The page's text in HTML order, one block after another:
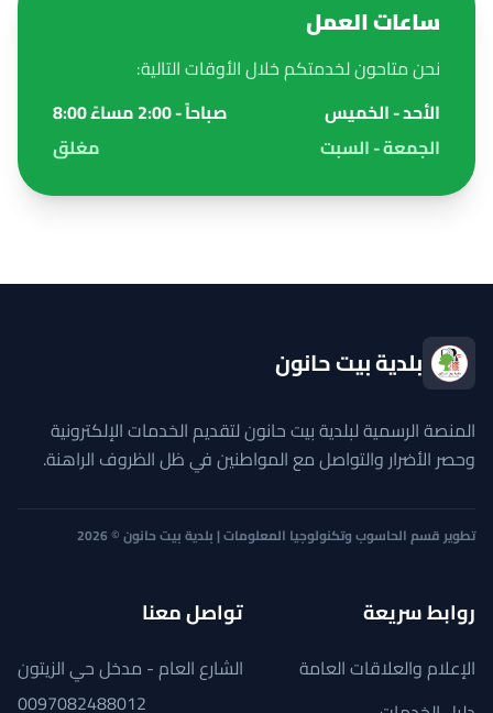
ساعات العمل
نحن متاحون لخدمتكم خلال الأوقات التالية:
الأحد - الخميس
8:00 صباحاً - 2:00 مساءً
الجمعة - السبت
مغلق
بلدية بيت حانون
المنصة الرسمية لبلدية بيت حانون لتقديم الخدمات الإلكترونية
وحصر الأضرار والتواصل مع المواطنين في ظل الظروف الراهنة.
تطوير قسم الحاسوب وتكنولوجيا المعلومات | بلدية بيت حانون © 2026
روابط سريعة
الإعلام والعلاقات العامة
تواصل معنا
الشارع العام - مدخل حي الزيتون
0097082488012